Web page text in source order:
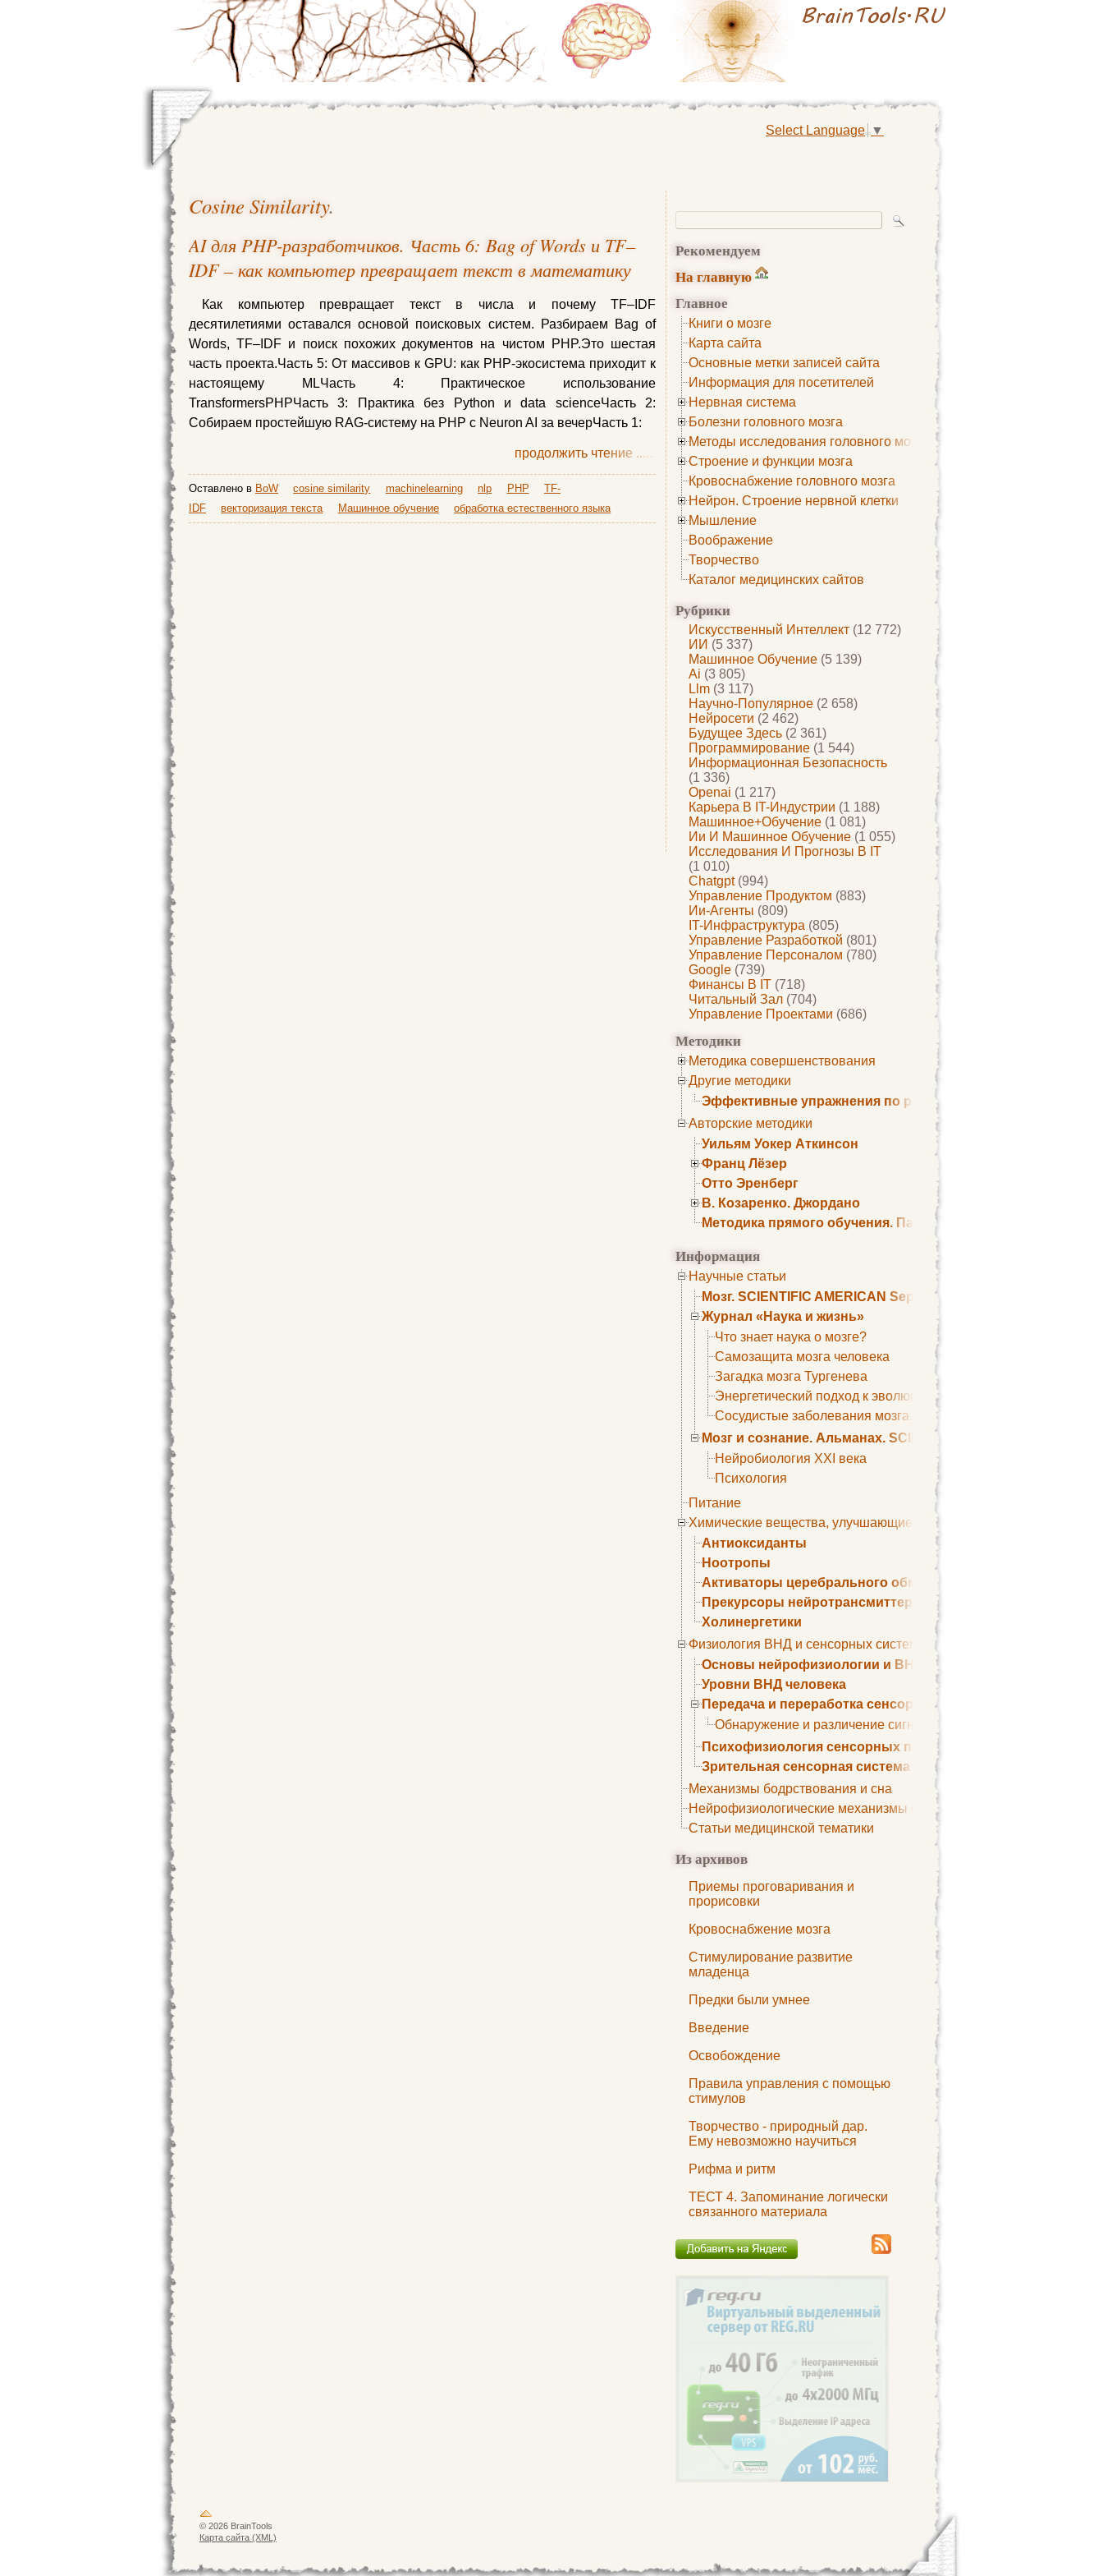
Select Language ▼
Рекомендуем
На главную
Главное
Книги о мозге
Карта сайта
Основные метки записей сайта
Информация для посетителей
Нервная система
Болезни головного мозга
Методы исследования головного мозга
Строение и функции мозга
Кровоснабжение головного мозга
Нейрон. Строение нервной клетки
Мышление
Воображение
Творчество
Каталог медицинских сайтов
Рубрики
Искусственный Интеллект (12 772)
ИИ (5 337)
Машинное Обучение (5 139)
Ai (3 805)
Llm (3 117)
Научно-Популярное (2 658)
Нейросети (2 462)
Будущее Здесь (2 361)
Программирование (1 544)
Информационная Безопасность
(1 336)
Openai (1 217)
Карьера В IT-Индустрии (1 188)
Машинное+обучение (1 081)
Ии И Машинное Обучение (1 055)
Исследования И Прогнозы В IT
(1 010)
Chatgpt(994)
Управление Продуктом (883)
Ии-Агенты (809)
IT-Инфраструктура (805)
Управление Разработкой (801)
Управление Персоналом (780)
Google (739)
Финансы В IT (718)
Читальный Зал (704)
Управление Проектами (686)
Методики
Методика совершенствования
Другие методики
Эффективные упражнения по развитию памяти
Авторские методики
Уильям Уокер Аткинсон
Франц Лёзер
Отто Эренберг
В. Козаренко. Джордано
Методика прямого обучения. Пауль Шелли
Информация
Научные статьи
Мозг. SCIENTIFIC AMERICAN September 1979
Журнал «Наука и жизнь»
Что знает наука о мозге?
Самозащита мозга человека
Загадка мозга Тургенева
Энергетический подход к эволюции мозга
Сосудистые заболевания мозга. Все может начаться с
Мозг и сознание. Альманах. SCIENTIFIC AMERICAN
Нейробиология XXI века
Психология
Питание
Химические вещества, улучшающие умственные способности
Антиоксиданты
Ноотропы
Активаторы церебрального обмена веществ
Прекурсоры нейротрансмиттеров
Холинергетики
Физиология ВНД и сенсорных систем
Основы нейрофизиологии и ВНД
Уровни ВНД человека
Передача и переработка сенсорных сигналов
Обнаружение и различение сигналов. Сенсорная рецепция
Психофизиология сенсорных процессов
Зрительная сенсорная система
Механизмы бодрствования и сна
Нейрофизиологические механизмы сна
Статьи медицинской тематики
Из архивов
Приемы проговаривания и
прорисовки
Кровоснабжение мозга
Стимулирование развитие
младенца
Предки были умнее
Введение
Освобождение
Правила управления с помощью
стимулов
Творчество - природный дар.
Ему невозможно научиться
Рифма и ритм
ТЕСТ 4. Запоминание логически
связанного материала
Cosine Similarity.
AI для PHP-разработчиков. Часть 6: Bag of Words и TF–
IDF – как компьютер превращает текст в математику
Как компьютер превращает текст в числа и почему TF–IDF
десятилетиями оставался основой поисковых систем. Разбираем Bag of
Words, TF–IDF и поиск похожих документов на чистом PHP.Это шестая
часть проекта.Часть 5: От массивов к GPU: как PHP-экосистема приходит к
настоящему MLЧасть 4: Практическое использование
TransformersPHPЧасть 3: Практика без Python и data scienceЧасть 2:
Собираем простейшую RAG-систему на PHP с Neuron AI за вечерЧасть 1:
продолжить чтение ......
Оставлено в BoW cosine similarity machinelearning nlp PHP
TF-
IDF
векторизация текста Машинное обучение обработка естественного языка
© 2026 BrainTools
Карта сайта (XML)